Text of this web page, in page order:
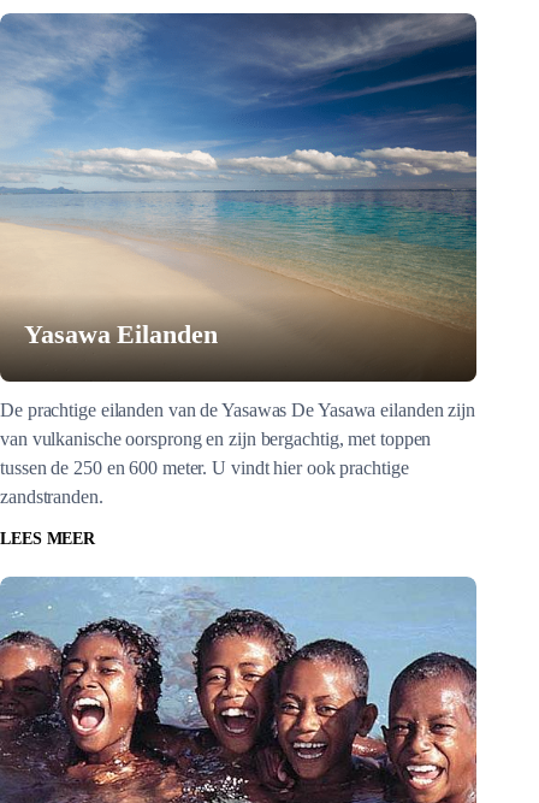
Yasawa Eilanden
De prachtige eilanden van de Yasawas De Yasawa eilanden zijn
van vulkanische oorsprong en zijn bergachtig, met toppen
tussen de 250 en 600 meter. U vindt hier ook prachtige
zandstranden.
LEES MEER